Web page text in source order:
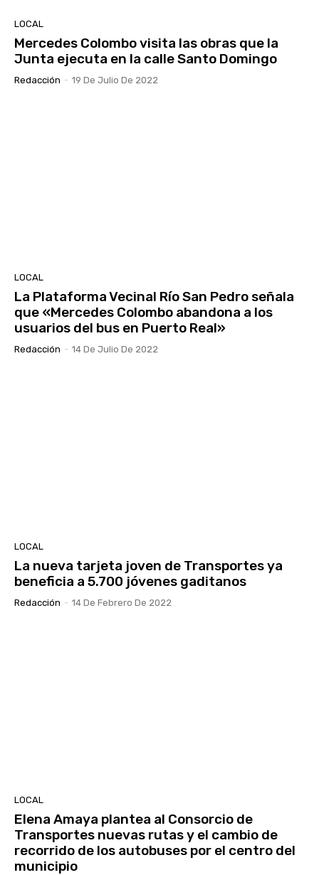
LOCAL
Mercedes Colombo visita las obras que la
Junta ejecuta en la calle Santo Domingo
Redacción - 19 De Julio De 2022
LOCAL
La Plataforma Vecinal Río San Pedro señala
que «Mercedes Colombo abandona a los
usuarios del bus en Puerto Real»
Redacción - 14 De Julio De 2022
LOCAL
La nueva tarjeta joven de Transportes ya
beneficia a 5.700 jóvenes gaditanos
Redacción - 14 De Febrero De 2022
LOCAL
Elena Amaya plantea al Consorcio de
Transportes nuevas rutas y el cambio de
recorrido de los autobuses por el centro del
municipio